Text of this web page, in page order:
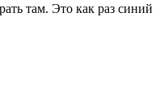
там. Это как раз синий